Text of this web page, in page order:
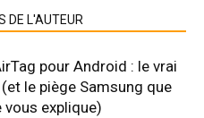
DE L'AUTEUR
pour Android : le vrai
le piège Samsung que
vous explique)